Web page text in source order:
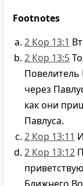
Footnotes
2 Кор 13:1
2 Кор 13:5
Повелитель
через
как они
Павлуса.
2 Кор 13:11
2 Кор 13:12